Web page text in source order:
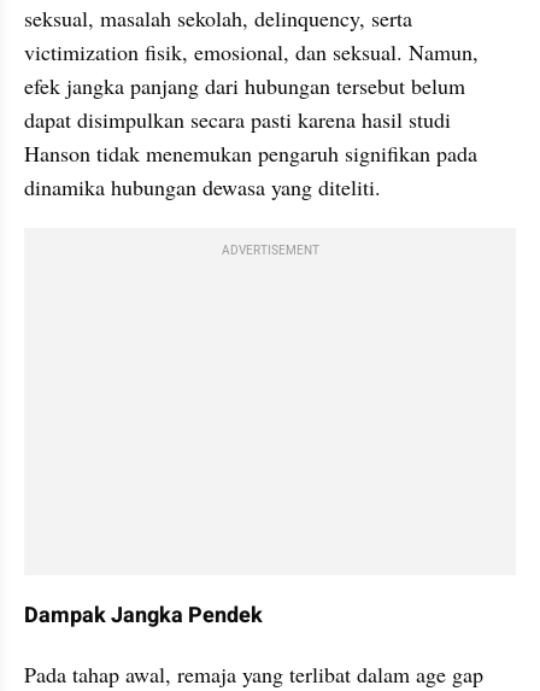
seksual, masalah sekolah, delinquency, serta
victimization fisik, emosional, dan seksual. Namun,
efek jangka panjang dari hubungan tersebut belum
dapat disimpulkan secara pasti karena hasil studi
Hanson tidak menemukan pengaruh signifikan pada
dinamika hubungan dewasa yang diteliti.
ADVERTISEMENT
Dampak Jangka Pendek
Pada tahap awal, remaja yang terlibat dalam age gap